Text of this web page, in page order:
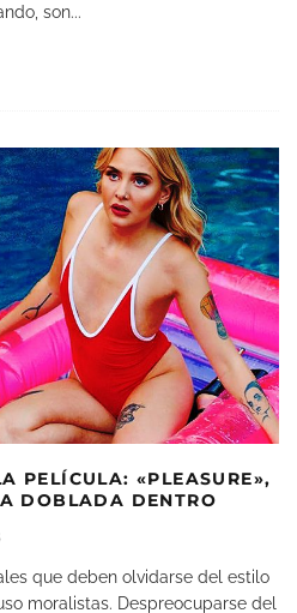
son...
PELÍCULA: «PLEASURE»,
DOBLADA DENTRO
que deben olvidarse del estilo
moralistas. Despreocuparse del